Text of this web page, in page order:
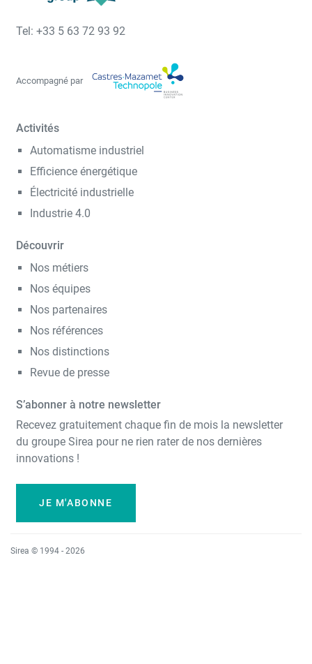
Tel: +33 5 63 72 93 92
Accompagné par
Activités
Automatisme industriel
Efficience énergétique
Électricité industrielle
Industrie 4.0
Découvrir
Nos métiers
Nos équipes
Nos partenaires
Nos références
Nos distinctions
Revue de presse
S’abonner à notre newsletter
Recevez gratuitement chaque fin de mois la newsletter
du groupe Sirea pour ne rien rater de nos dernières
innovations !
JE M'ABONNE
Sirea © 1994 - 2026